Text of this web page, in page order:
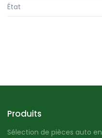
État
Produits
Sélection de pièces auto